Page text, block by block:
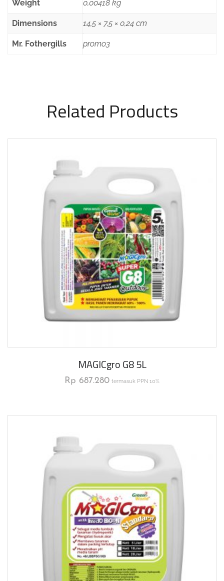
Weight 0,00418 kg
Dimensions 14,5 × 7,5 × 0,24 cm
Mr. Fothergills promo3
Related Products
MAGICgro G8 5L
Rp 687.280 termasuk PPN 10%